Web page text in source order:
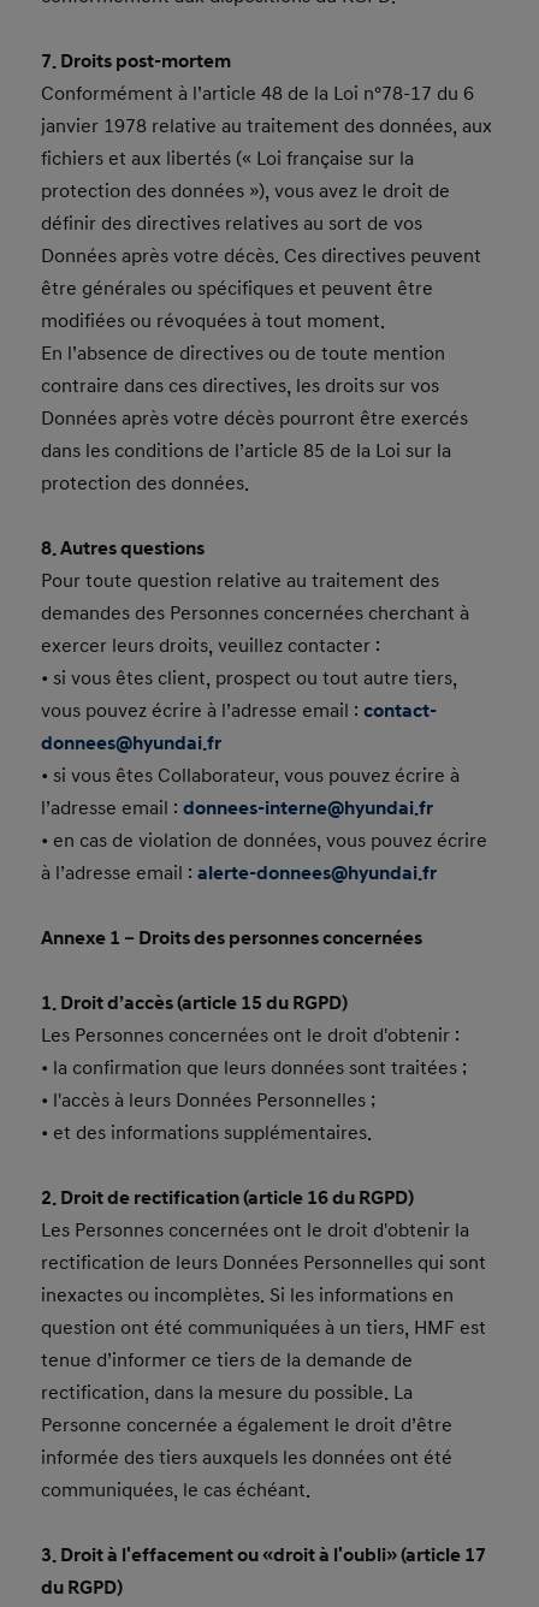
7. Droits post-mortem
Conformément à l’article 48 de la Loi n°78-17 du 6
janvier 1978 relative au traitement des données, aux
fichiers et aux libertés (« Loi française sur la
protection des données »), vous avez le droit de
définir des directives relatives au sort de vos
Données après votre décès. Ces directives peuvent
être générales ou spécifiques et peuvent être
modifiées ou révoquées à tout moment.
En l’absence de directives ou de toute mention
contraire dans ces directives, les droits sur vos
Données après votre décès pourront être exercés
dans les conditions de l’article 85 de la Loi sur la
protection des données.
8. Autres questions
Pour toute question relative au traitement des
demandes des Personnes concernées cherchant à
exercer leurs droits, veuillez contacter :
• si vous êtes client, prospect ou tout autre tiers,
vous pouvez écrire à l’adresse email :contact-
donnees@hyundai.fr
• si vous êtes Collaborateur, vous pouvez écrire à
l’adresse email :donnees-interne@hyundai.fr
• en cas de violation de données, vous pouvez écrire
à l’adresse email :alerte-donnees@hyundai.fr
Annexe 1 – Droits des personnes concernées
1. Droit d’accès (article 15 du RGPD)
Les Personnes concernées ont le droit d'obtenir :
• la confirmation que leurs données sont traitées ;
• l'accès à leurs Données Personnelles ;
• et des informations supplémentaires.
2. Droit de rectification (article 16 du RGPD)
Les Personnes concernées ont le droit d'obtenir la
rectification de leurs Données Personnelles qui sont
inexactes ou incomplètes. Si les informations en
question ont été communiquées à un tiers, HMF est
tenue d’informer ce tiers de la demande de
rectification, dans la mesure du possible. La
Personne concernée a également le droit d’être
informée des tiers auxquels les données ont été
communiquées, le cas échéant.
3. Droit à l'effacement ou «droit à l'oubli» (article 17
du RGPD)